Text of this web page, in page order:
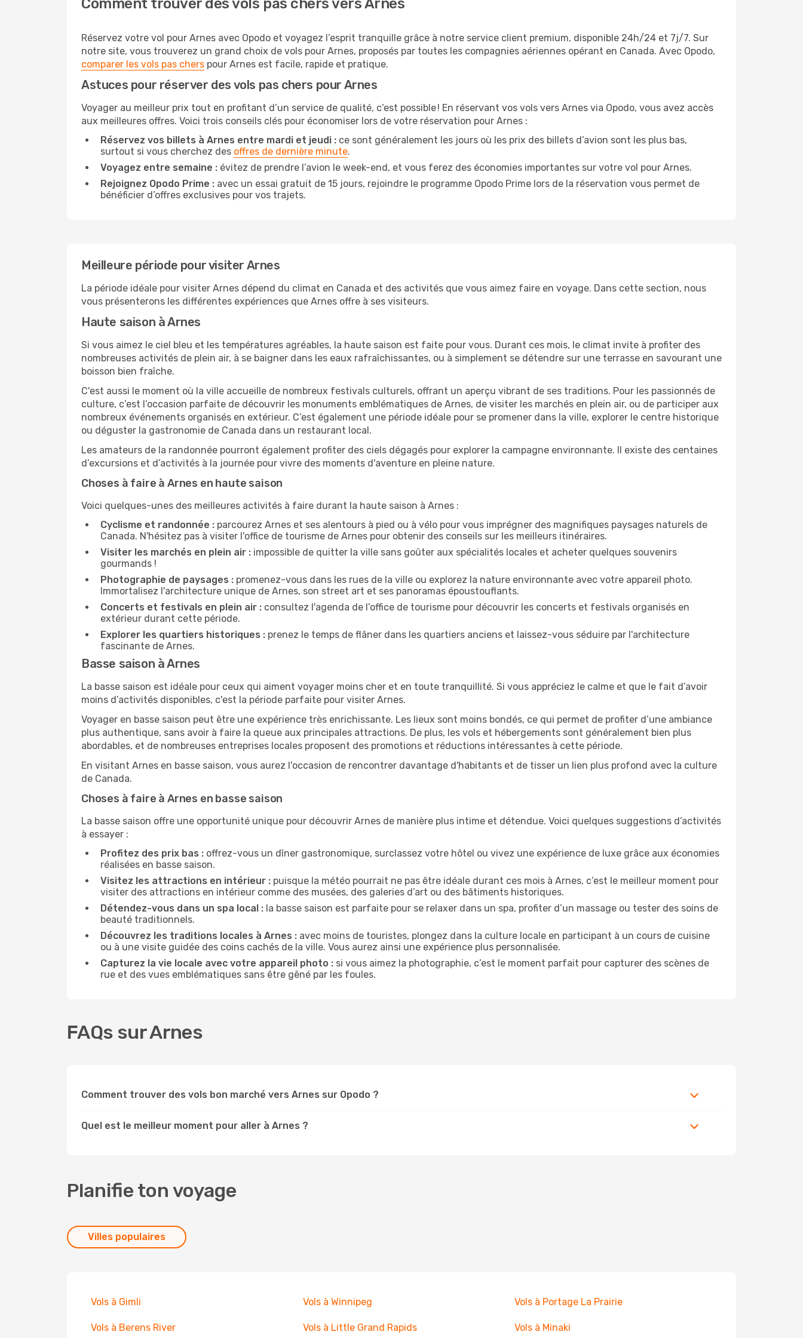
Comment trouver des vols pas chers vers Arnes
Réservez votre vol pour Arnes avec Opodo et voyagez l’esprit tranquille grâce à notre service client premium, disponible 24h/24 et 7j/7. Sur
notre site, vous trouverez un grand choix de vols pour Arnes, proposés par toutes les compagnies aériennes opérant en Canada. Avec Opodo,
comparer les vols pas chers pour Arnes est facile, rapide et pratique.
Astuces pour réserver des vols pas chers pour Arnes
Voyager au meilleur prix tout en profitant d’un service de qualité, c’est possible ! En réservant vos vols vers Arnes via Opodo, vous avez accès
aux meilleures offres. Voici trois conseils clés pour économiser lors de votre réservation pour Arnes :
Réservez vos billets à Arnes entre mardi et jeudi : ce sont généralement les jours où les prix des billets d’avion sont les plus bas,
surtout si vous cherchez des offres de dernière minute.
Voyagez entre semaine : évitez de prendre l’avion le week-end, et vous ferez des économies importantes sur votre vol pour Arnes.
Rejoignez Opodo Prime : avec un essai gratuit de 15 jours, rejoindre le programme Opodo Prime lors de la réservation vous permet de
bénéficier d’offres exclusives pour vos trajets.
Meilleure période pour visiter Arnes
La période idéale pour visiter Arnes dépend du climat en Canada et des activités que vous aimez faire en voyage. Dans cette section, nous
vous présenterons les différentes expériences que Arnes offre à ses visiteurs.
Haute saison à Arnes
Si vous aimez le ciel bleu et les températures agréables, la haute saison est faite pour vous. Durant ces mois, le climat invite à profiter des
nombreuses activités de plein air, à se baigner dans les eaux rafraîchissantes, ou à simplement se détendre sur une terrasse en savourant une
boisson bien fraîche.
C'est aussi le moment où la ville accueille de nombreux festivals culturels, offrant un aperçu vibrant de ses traditions. Pour les passionnés de
culture, c’est l’occasion parfaite de découvrir les monuments emblématiques de Arnes, de visiter les marchés en plein air, ou de participer aux
nombreux événements organisés en extérieur. C’est également une période idéale pour se promener dans la ville, explorer le centre historique
ou déguster la gastronomie de Canada dans un restaurant local.
Les amateurs de la randonnée pourront également profiter des ciels dégagés pour explorer la campagne environnante. Il existe des centaines
d’excursions et d’activités à la journée pour vivre des moments d'aventure en pleine nature.
Choses à faire à Arnes en haute saison
Voici quelques-unes des meilleures activités à faire durant la haute saison à Arnes :
Cyclisme et randonnée : parcourez Arnes et ses alentours à pied ou à vélo pour vous imprégner des magnifiques paysages naturels de
Canada. N'hésitez pas à visiter l'office de tourisme de Arnes pour obtenir des conseils sur les meilleurs itinéraires.
Visiter les marchés en plein air : impossible de quitter la ville sans goûter aux spécialités locales et acheter quelques souvenirs
gourmands !
Photographie de paysages : promenez-vous dans les rues de la ville ou explorez la nature environnante avec votre appareil photo.
Immortalisez l'architecture unique de Arnes, son street art et ses panoramas époustouflants.
Concerts et festivals en plein air : consultez l'agenda de l’office de tourisme pour découvrir les concerts et festivals organisés en
extérieur durant cette période.
Explorer les quartiers historiques : prenez le temps de flâner dans les quartiers anciens et laissez-vous séduire par l'architecture
fascinante de Arnes.
Basse saison à Arnes
La basse saison est idéale pour ceux qui aiment voyager moins cher et en toute tranquillité. Si vous appréciez le calme et que le fait d’avoir
moins d’activités disponibles, c'est la période parfaite pour visiter Arnes.
Voyager en basse saison peut être une expérience très enrichissante. Les lieux sont moins bondés, ce qui permet de profiter d’une ambiance
plus authentique, sans avoir à faire la queue aux principales attractions. De plus, les vols et hébergements sont généralement bien plus
abordables, et de nombreuses entreprises locales proposent des promotions et réductions intéressantes à cette période.
En visitant Arnes en basse saison, vous aurez l'occasion de rencontrer davantage d'habitants et de tisser un lien plus profond avec la culture
de Canada.
Choses à faire à Arnes en basse saison
La basse saison offre une opportunité unique pour découvrir Arnes de manière plus intime et détendue. Voici quelques suggestions d’activités
à essayer :
Profitez des prix bas : offrez-vous un dîner gastronomique, surclassez votre hôtel ou vivez une expérience de luxe grâce aux économies
réalisées en basse saison.
Visitez les attractions en intérieur : puisque la météo pourrait ne pas être idéale durant ces mois à Arnes, c’est le meilleur moment pour
visiter des attractions en intérieur comme des musées, des galeries d’art ou des bâtiments historiques.
Détendez-vous dans un spa local : la basse saison est parfaite pour se relaxer dans un spa, profiter d’un massage ou tester des soins de
beauté traditionnels.
Découvrez les traditions locales à Arnes : avec moins de touristes, plongez dans la culture locale en participant à un cours de cuisine
ou à une visite guidée des coins cachés de la ville. Vous aurez ainsi une expérience plus personnalisée.
Capturez la vie locale avec votre appareil photo : si vous aimez la photographie, c’est le moment parfait pour capturer des scènes de
rue et des vues emblématiques sans être gêné par les foules.
FAQs sur Arnes
Comment trouver des vols bon marché vers Arnes sur Opodo ?
Quel est le meilleur moment pour aller à Arnes ?
Planifie ton voyage
Villes populaires
Vols à Gimli Vols à Winnipeg Vols à Portage La Prairie
Vols à Berens River Vols à Little Grand Rapids Vols à Minaki